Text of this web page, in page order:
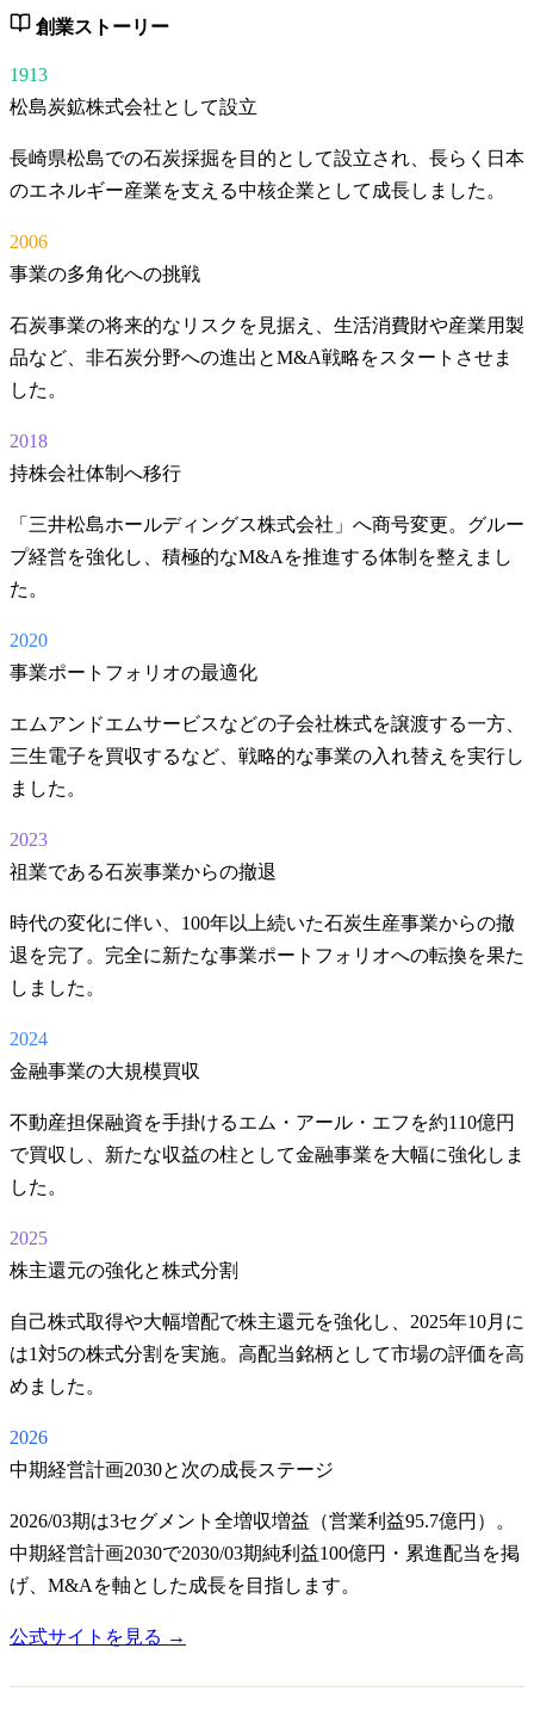
創業ストーリー
1913
松島炭鉱株式会社として設立
長崎県松島での石炭採掘を目的として設立され、長らく日本
のエネルギー産業を支える中核企業として成長しました。
2006
事業の多角化への挑戦
石炭事業の将来的なリスクを見据え、生活消費財や産業用製
品など、非石炭分野への進出とM&A戦略をスタートさせま
した。
2018
持株会社体制へ移行
「三井松島ホールディングス株式会社」へ商号変更。グルー
プ経営を強化し、積極的なM&Aを推進する体制を整えまし
た。
2020
事業ポートフォリオの最適化
エムアンドエムサービスなどの子会社株式を譲渡する一方、
三生電子を買収するなど、戦略的な事業の入れ替えを実行し
ました。
2023
祖業である石炭事業からの撤退
時代の変化に伴い、100年以上続いた石炭生産事業からの撤
退を完了。完全に新たな事業ポートフォリオへの転換を果た
しました。
2024
金融事業の大規模買収
不動産担保融資を手掛けるエム・アール・エフを約110億円
で買収し、新たな収益の柱として金融事業を大幅に強化しま
した。
2025
株主還元の強化と株式分割
自己株式取得や大幅増配で株主還元を強化し、2025年10月に
は1対5の株式分割を実施。高配当銘柄として市場の評価を高
めました。
2026
中期経営計画2030と次の成長ステージ
2026/03期は3セグメント全増収増益（営業利益95.7億円）。
中期経営計画2030で2030/03期純利益100億円・累進配当を掲
げ、M&Aを軸とした成長を目指します。
公式サイトを見る →